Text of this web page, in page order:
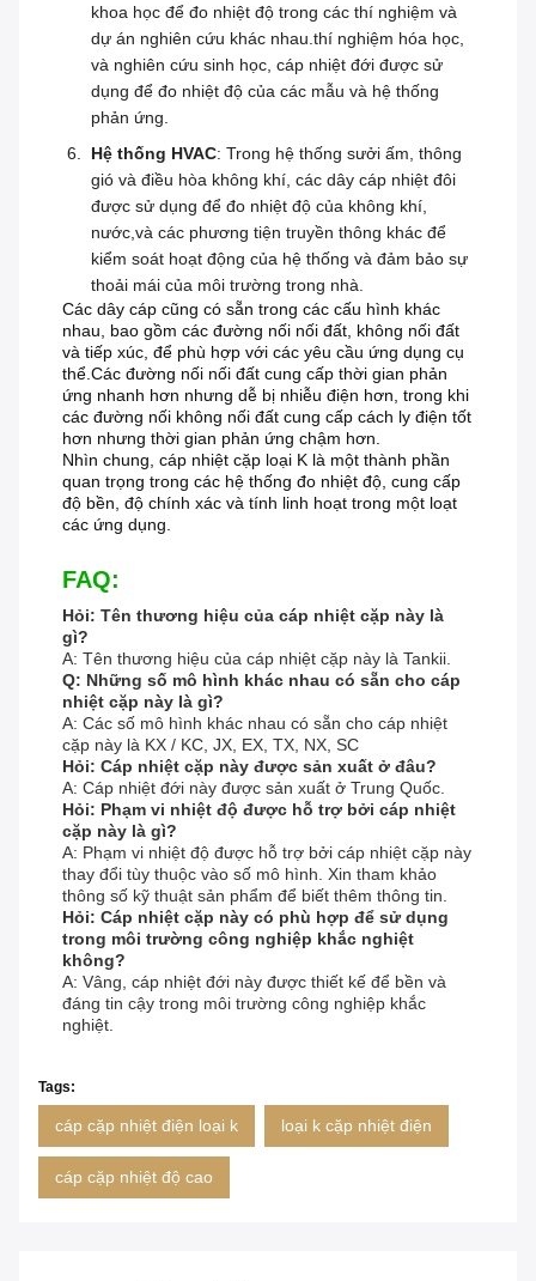
khoa học để đo nhiệt độ trong các thí nghiệm và
dự án nghiên cứu khác nhau.thí nghiệm hóa học,
và nghiên cứu sinh học, cáp nhiệt đới được sử
dụng để đo nhiệt độ của các mẫu và hệ thống
phản ứng.
Hệ thống HVAC: Trong hệ thống sưởi ấm, thông
gió và điều hòa không khí, các dây cáp nhiệt đôi
được sử dụng để đo nhiệt độ của không khí,
nước,và các phương tiện truyền thông khác để
kiểm soát hoạt động của hệ thống và đảm bảo sự
thoải mái của môi trường trong nhà.
Các dây cáp cũng có sẵn trong các cấu hình khác
nhau, bao gồm các đường nối nối đất, không nối đất
và tiếp xúc, để phù hợp với các yêu cầu ứng dụng cụ
thể.Các đường nối nối đất cung cấp thời gian phản
ứng nhanh hơn nhưng dễ bị nhiễu điện hơn, trong khi
các đường nối không nối đất cung cấp cách ly điện tốt
hơn nhưng thời gian phản ứng chậm hơn.
Nhìn chung, cáp nhiệt cặp loại K là một thành phần
quan trọng trong các hệ thống đo nhiệt độ, cung cấp
độ bền, độ chính xác và tính linh hoạt trong một loạt
các ứng dụng.
FAQ:
Hỏi: Tên thương hiệu của cáp nhiệt cặp này là
gì?
A: Tên thương hiệu của cáp nhiệt cặp này là Tankii.
Q: Những số mô hình khác nhau có sẵn cho cáp
nhiệt cặp này là gì?
A: Các số mô hình khác nhau có sẵn cho cáp nhiệt
cặp này là KX / KC, JX, EX, TX, NX, SC
Hỏi: Cáp nhiệt cặp này được sản xuất ở đâu?
A: Cáp nhiệt đới này được sản xuất ở Trung Quốc.
Hỏi: Phạm vi nhiệt độ được hỗ trợ bởi cáp nhiệt
cặp này là gì?
A: Phạm vi nhiệt độ được hỗ trợ bởi cáp nhiệt cặp này
thay đổi tùy thuộc vào số mô hình. Xin tham khảo
thông số kỹ thuật sản phẩm để biết thêm thông tin.
Hỏi: Cáp nhiệt cặp này có phù hợp để sử dụng
trong môi trường công nghiệp khắc nghiệt
không?
A: Vâng, cáp nhiệt đới này được thiết kế để bền và
đáng tin cậy trong môi trường công nghiệp khắc
nghiệt.
Tags:
cáp cặp nhiệt điện loại k loại k cặp nhiệt điện
cáp cặp nhiệt độ cao